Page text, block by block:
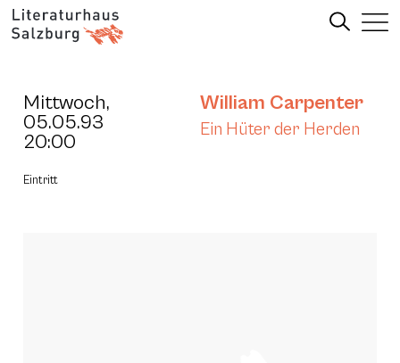
Mittwoch,
05.05.93
20:00
William Carpenter
Ein Hüter der Herden
Eintritt